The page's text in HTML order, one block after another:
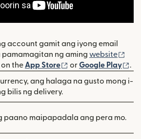
account gamit ang iyong email
pamamagitan ng aming website
the App Store (bubukas sa
orGoogle Play .
ang halaga na gusto mong i-
bilis ng delivery.
paano maipapadala ang pera mo.